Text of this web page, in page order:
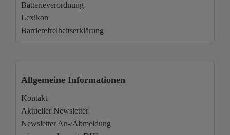
Batterieverordnung
Lexikon
Barrierefreiheitserklärung
Allgemeine Informationen
Kontakt
Aktueller Newsletter
Newsletter An-/Abmeldung